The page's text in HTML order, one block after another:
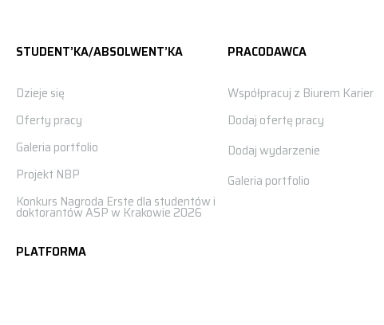
STUDENT’KA/ABSOLWENT’KA
Dzieje się
Oferty pracy
Galeria portfolio
Projekt NBP
Konkurs Nagroda Erste dla studentów i
doktorantów ASP w Krakowie 2026
PLATFORMA
PRACODAWCA
Współpracuj z Biurem Karier
Dodaj ofertę pracy
Dodaj wydarzenie
Galeria portfolio